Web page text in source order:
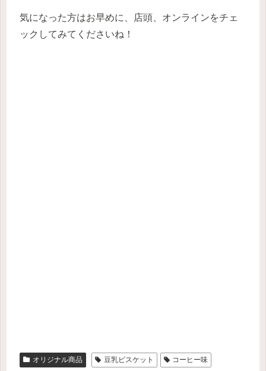
気になった方はお早めに、店頭、オンラインをチェ
ックしてみてくださいね！
オリジナル商品 豆乳ビスケット コーヒー味